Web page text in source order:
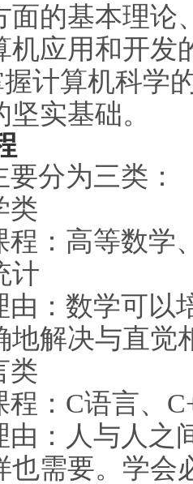
面的基本理论
机应用和开发
算机科学的
实基础。
分为三类：
高等数学
计
数学可以
地解决与直觉
C语言、
人与人之
也需要。学会